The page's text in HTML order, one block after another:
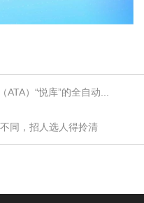
）“悦库”的全自动...
同，招人选人得拎清